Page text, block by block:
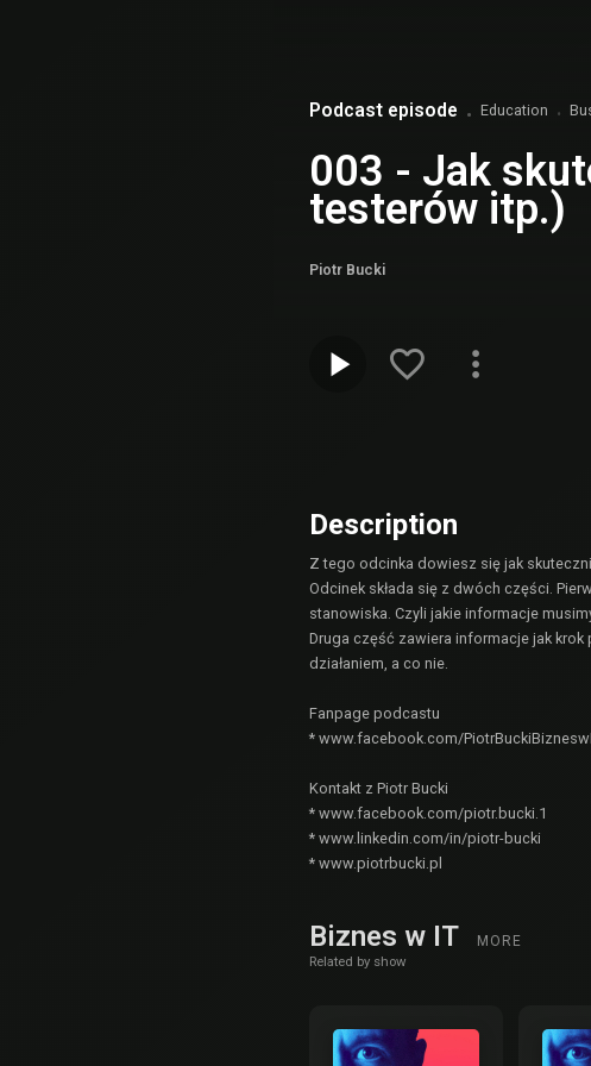
Podcast episode Education
003 - Jak
testerów itp.)
Piotr Bucki
Description
Z tego odcinka dowiesz się jak
Odcinek składa się z dwóch części.
stanowiska. Czyli jakie informacje
Druga część zawiera informacje jak
działaniem, a co nie.
Fanpage podcastu
* www.facebook.com/
Kontakt z Piotr Bucki
* www.facebook.com/piotr.bucki.1
* www.linkedin.com/in/piotr-bucki
* www.piotrbucki.pl
Biznes w IT
MORE
Related by show